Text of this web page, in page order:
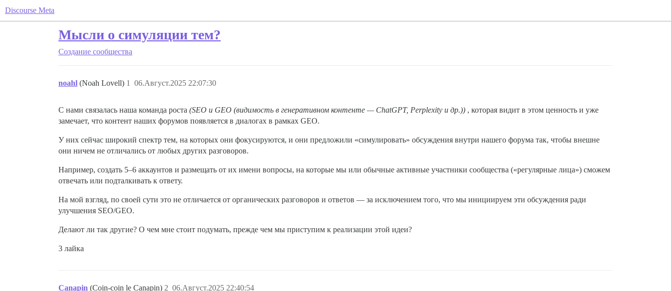
Discourse Meta
Мысли о симуляции тем?
Создание сообщества
noahl (Noah Lovell) 06.Август.2025 22:07:30
1
С нами связалась наша команда роста (SEO и GEO (видимость в генеративном контенте — ChatGPT, Perplexity и др.)) , которая видит в этом ценность и уже
замечает, что контент наших форумов появляется в диалогах в рамках GEO.
У них сейчас широкий спектр тем, на которых они фокусируются, и они предложили «симулировать» обсуждения внутри нашего форума так, чтобы внешне
они ничем не отличались от любых других разговоров.
Например, создать 5–6 аккаунтов и размещать от их имени вопросы, на которые мы или обычные активные участники сообщества («регулярные лица») сможем
отвечать или подталкивать к ответу.
На мой взгляд, по своей сути это не отличается от органических разговоров и ответов — за исключением того, что мы инициируем эти обсуждения ради
улучшения SEO/GEO.
Делают ли так другие? О чем мне стоит подумать, прежде чем мы приступим к реализации этой идеи?
3 лайка
Canapin (Coin-coin le Canapin) 06.Август.2025 22:40:54
2